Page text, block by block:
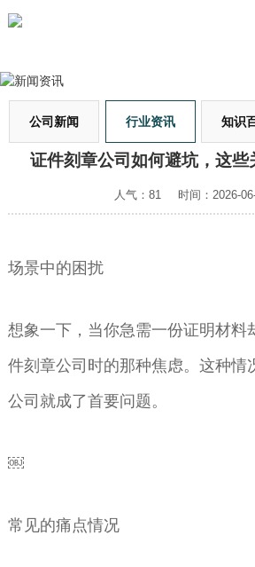
公司新闻 行业资讯 知识
证件刻章公司如何避坑，这些
人气：81 时间：2026-
场景中的困扰
想象一下，当你急需一份证明材料
件刻章公司时的那种焦虑。这种情
公司就成了首要问题。
￼
常见的痛点情况